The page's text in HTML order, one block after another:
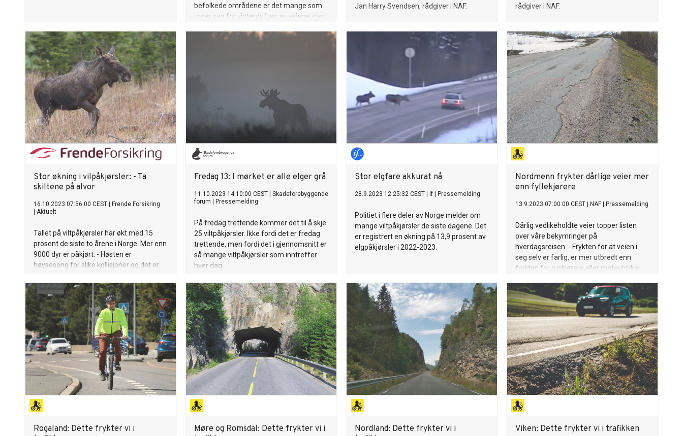
befolkede områdene er det mange som
uroer seg for vinterdriften av veiene, sier
Jan Harry Svendsen, rådgiver i NAF.
rådgiver i NAF.
Stor økning i vilpåkjørsler: - Ta
skiltene på alvor
16.10.2023 07:56:00 CEST
Frende Forsikring
Aktuelt
Tallet på viltpåkjørsler har økt med 15
prosent de siste to årene i Norge. Mer enn
9000 dyr er påkjørt. - Høsten er
høysesong for slike kollisjoner og det er
nå.
Fredag 13: I mørket er alle elger grå
11.10.2023 14:10:00 CEST
Skadeforebyggende
forum
Pressemelding
På fredag trettende kommer det til å skje
25 viltpåkjørsler. Ikke fordi det er fredag
trettende, men fordi det i gjennomsnitt er
så mange viltpåkjørsler som inntreffer
hver dag.
Stor elgfare akkurat nå
28.9.2023 12:25:32 CEST If Pressemelding
Politiet i flere deler av Norge melder om
mange viltpåkjørsler de siste dagene. Det
er registrert en økning på 13,9 prosent av
elgpåkjørsler i 2022-2023.
Nordmenn frykter dårlige veier mer
enn fyllekjørere
13.9.2023 07:00:00 CEST NAF Pressemelding
Dårlig vedlikeholdte veier topper listen
over våre bekymringer på
hverdagsreisen. - Frykten for at veien i
seg selv er farlig, er mer utbredt enn
frykten for ruskjørere eller møteulykker,
Rogaland: Dette frykter vi i
Møre og Romsdal: Dette frykter vi i
Nordland: Dette frykter vi i
Viken: Dette frykter vi i trafikken